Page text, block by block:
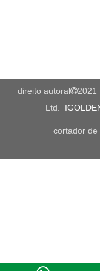
direito autoral2021
Ltd.
cortador de